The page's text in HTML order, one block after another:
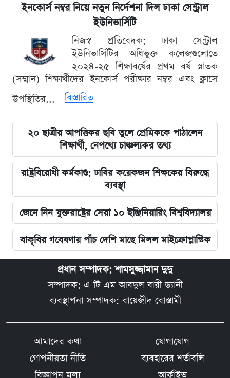
ইনকোর্স নম্বর নিয়ে নতুন নির্দেশনা দিল ঢাকা সেন্ট্রাল
ইউনিভার্সিটি
নিজস্ব প্রতিবেদক: ঢাকা সেন্ট্রাল
ইউনিভার্সিটির অধিভুক্ত কলেজগুলোতে
২০২৪-২৫ শিক্ষাবর্ষের প্রথম বর্ষ স্নাতক
(সম্মান) শিক্ষার্থীদের ইনকোর্স পরীক্ষার নম্বর এবং ক্লাসে
উপস্থিতির...
বিস্তারিত
২০ ছাত্রীর আপত্তিকর ছবি তুলে প্রেমিককে পাঠালেন
শিক্ষার্থী, নেপথ্যে চাঞ্চল্যকর তথ্য
রাষ্ট্রবিরোধী কর্মকাণ্ড: ঢাবির কয়েকজন শিক্ষকের বিরুদ্ধে
ব্যবস্থা
জেনে নিন যুক্তরাষ্ট্রের সেরা ১০ ইঞ্জিনিয়ারিং বিশ্ববিদ্যালয়
বাকৃবির গবেষণায় পাঁচ দেশি মাছে মিলল মাইক্রোপ্লাস্টিক
প্রধান সম্পাদক: শামসুজ্জামান দুদু
সম্পাদক: এ টি এম আবদুল বারী ড্যানী
ব্যবস্থাপনা সম্পাদক: বায়েজীদ বোস্তামী
আমাদের কথা
যোগাযোগ
গোপনীয়তা নীতি
ব্যবহারের শর্তাবলি
বিজ্ঞাপন মূল্য
আর্কাইভ